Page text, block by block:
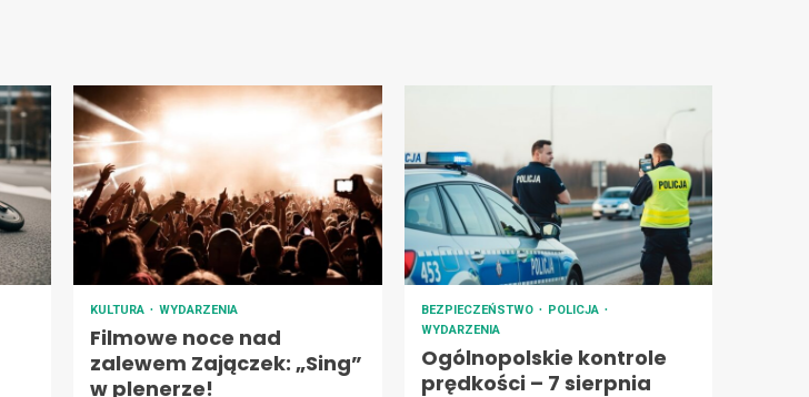
KULTURA WYDARZENIA
Filmowe noce nad
zalewem Zajączek: „Sing”
w plenerze!
BEZPIECZEŃSTWO
POLICJA
WYDARZENIA
Ogólnopolskie kontrole
prędkości – 7 sierpnia